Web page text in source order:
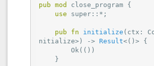
pub mod
close_program {
use super::*;
pub fn initialize (ctx:
nitialize>) -> Result<()> {
Ok(())